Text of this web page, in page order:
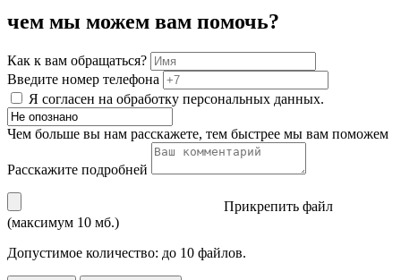
чем мы можем вам помочь?
Как к вам обращаться?
Введите номер телефона
Я согласен на обработку персональных данных.
Чем больше вы нам расскажете, тем быстрее мы вам поможем
Расскажите подробней
Прикрепить файл
(максимум 10 мб.)
Допустимое количество: до 10 файлов.